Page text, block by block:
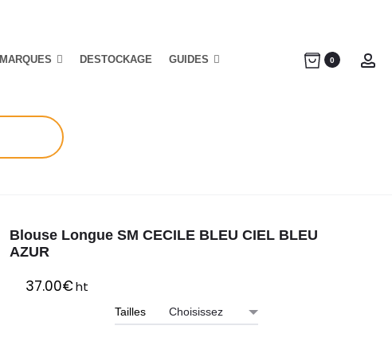
MARQUES DESTOCKAGE GUIDES 0
Blouse Longue SM CECILE BLEU CIEL BLEU
AZUR
37.00€ht
Tailles